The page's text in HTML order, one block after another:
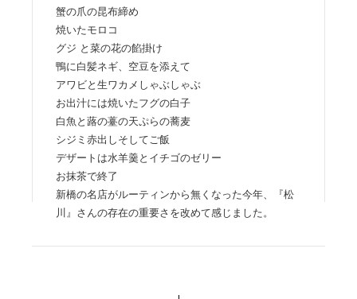
蟹の爪の昆布締め
焼いたモロコ
グジ と菜の花の餡掛け
鴨に白髪ネギ、空豆を添えて
アワビと生ワカメしゃぶしゃぶ
お出汁には焼いたフグの白子
白魚と蕗の薹の天ぷらの蕎麦
シジミ赤出しそしてご飯
デザートは水羊羹とイチゴのゼリー
お抹茶で終了
新橋の名店がルーティンから無くなった今年、『松
川』さんの存在の重要さを改めて感じました。